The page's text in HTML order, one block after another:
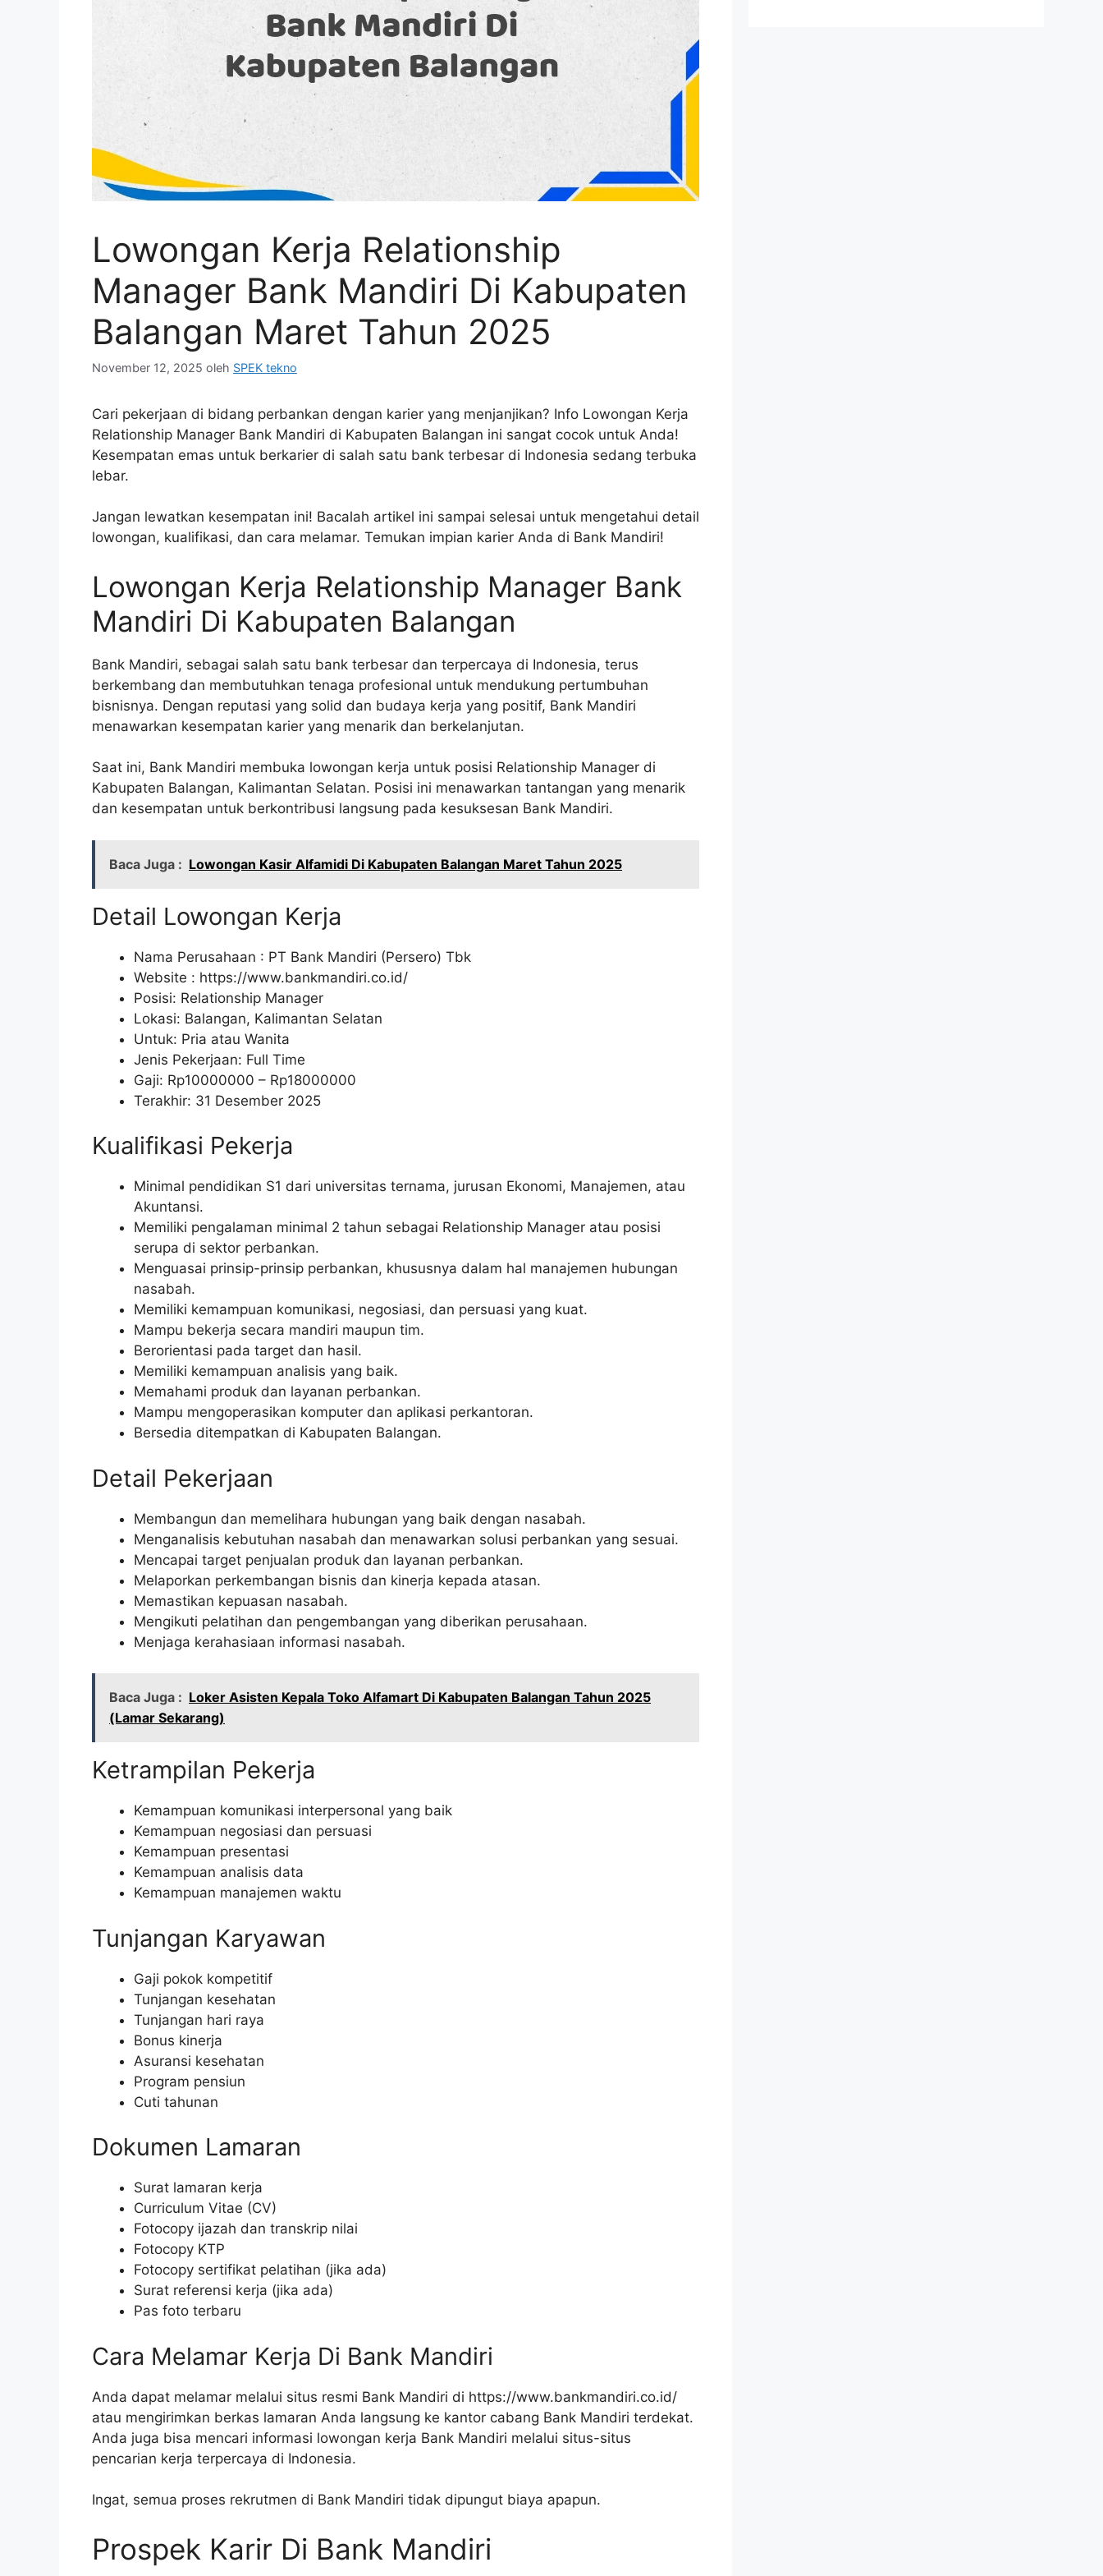
Lowongan Kerja Relationship
Manager Bank Mandiri Di Kabupaten
Balangan Maret Tahun 2025
November 12, 2025 oleh SPEK tekno
Cari pekerjaan di bidang perbankan dengan karier yang menjanjikan? Info Lowongan Kerja
Relationship Manager Bank Mandiri di Kabupaten Balangan ini sangat cocok untuk Anda!
Kesempatan emas untuk berkarier di salah satu bank terbesar di Indonesia sedang terbuka
lebar.
Jangan lewatkan kesempatan ini! Bacalah artikel ini sampai selesai untuk mengetahui detail
lowongan, kualifikasi, dan cara melamar. Temukan impian karier Anda di Bank Mandiri!
Lowongan Kerja Relationship Manager Bank
Mandiri Di Kabupaten Balangan
Bank Mandiri, sebagai salah satu bank terbesar dan terpercaya di Indonesia, terus
berkembang dan membutuhkan tenaga profesional untuk mendukung pertumbuhan
bisnisnya. Dengan reputasi yang solid dan budaya kerja yang positif, Bank Mandiri
menawarkan kesempatan karier yang menarik dan berkelanjutan.
Saat ini, Bank Mandiri membuka lowongan kerja untuk posisi Relationship Manager di
Kabupaten Balangan, Kalimantan Selatan. Posisi ini menawarkan tantangan yang menarik
dan kesempatan untuk berkontribusi langsung pada kesuksesan Bank Mandiri.
Baca Juga : Lowongan Kasir Alfamidi Di Kabupaten Balangan Maret Tahun 2025
Detail Lowongan Kerja
Nama Perusahaan : PT Bank Mandiri (Persero) Tbk
Website : https://www.bankmandiri.co.id/
Posisi: Relationship Manager
Lokasi: Balangan, Kalimantan Selatan
Untuk: Pria atau Wanita
Jenis Pekerjaan: Full Time
Gaji: Rp10000000 – Rp18000000
Terakhir: 31 Desember 2025
Kualifikasi Pekerja
Minimal pendidikan S1 dari universitas ternama, jurusan Ekonomi, Manajemen, atau
Akuntansi.
Memiliki pengalaman minimal 2 tahun sebagai Relationship Manager atau posisi
serupa di sektor perbankan.
Menguasai prinsip-prinsip perbankan, khususnya dalam hal manajemen hubungan
nasabah.
Memiliki kemampuan komunikasi, negosiasi, dan persuasi yang kuat.
Mampu bekerja secara mandiri maupun tim.
Berorientasi pada target dan hasil.
Memiliki kemampuan analisis yang baik.
Memahami produk dan layanan perbankan.
Mampu mengoperasikan komputer dan aplikasi perkantoran.
Bersedia ditempatkan di Kabupaten Balangan.
Detail Pekerjaan
Membangun dan memelihara hubungan yang baik dengan nasabah.
Menganalisis kebutuhan nasabah dan menawarkan solusi perbankan yang sesuai.
Mencapai target penjualan produk dan layanan perbankan.
Melaporkan perkembangan bisnis dan kinerja kepada atasan.
Memastikan kepuasan nasabah.
Mengikuti pelatihan dan pengembangan yang diberikan perusahaan.
Menjaga kerahasiaan informasi nasabah.
Baca Juga : Loker Asisten Kepala Toko Alfamart Di Kabupaten Balangan Tahun 2025
(Lamar Sekarang)
Ketrampilan Pekerja
Kemampuan komunikasi interpersonal yang baik
Kemampuan negosiasi dan persuasi
Kemampuan presentasi
Kemampuan analisis data
Kemampuan manajemen waktu
Tunjangan Karyawan
Gaji pokok kompetitif
Tunjangan kesehatan
Tunjangan hari raya
Bonus kinerja
Asuransi kesehatan
Program pensiun
Cuti tahunan
Dokumen Lamaran
Surat lamaran kerja
Curriculum Vitae (CV)
Fotocopy ijazah dan transkrip nilai
Fotocopy KTP
Fotocopy sertifikat pelatihan (jika ada)
Surat referensi kerja (jika ada)
Pas foto terbaru
Cara Melamar Kerja Di Bank Mandiri
Anda dapat melamar melalui situs resmi Bank Mandiri di https://www.bankmandiri.co.id/
atau mengirimkan berkas lamaran Anda langsung ke kantor cabang Bank Mandiri terdekat.
Anda juga bisa mencari informasi lowongan kerja Bank Mandiri melalui situs-situs
pencarian kerja terpercaya di Indonesia.
Ingat, semua proses rekrutmen di Bank Mandiri tidak dipungut biaya apapun.
Prospek Karir Di Bank Mandiri